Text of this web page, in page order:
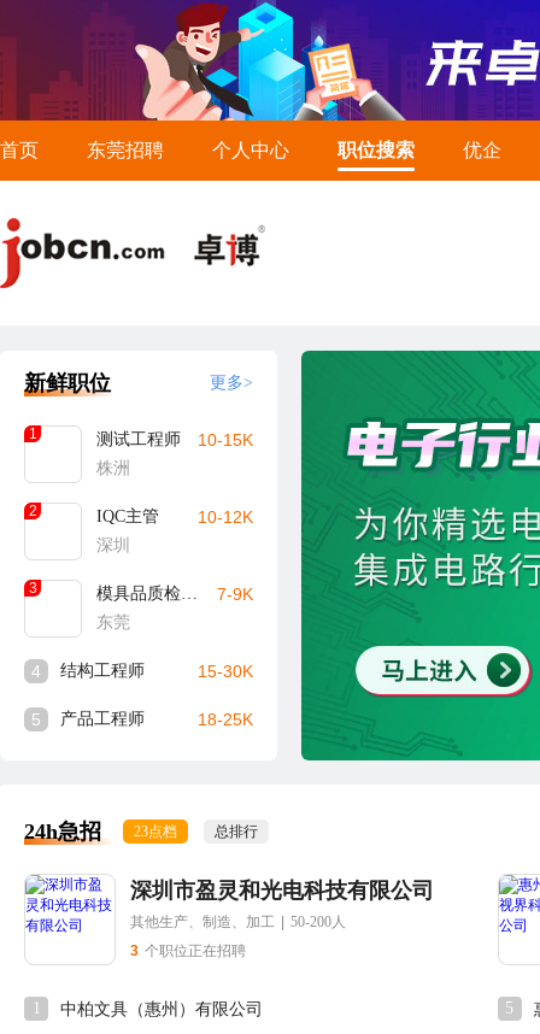
首页 东莞招聘 个人中心 职位搜索 优企
新鲜职位 更多>
1
测试工程师
株洲
10-15K
2
IQC主管
深圳
10-12K
3
模具品质检验员
东莞
7-9K
4 结构工程师 15-30K
5 产品工程师 18-25K
24h急招 23点档 总排行
深圳市盈灵和光电科技有限公司
其他生产、制造、加工
50-200人
3 个职位正在招聘
1 中柏文具（惠州）有限公司 5